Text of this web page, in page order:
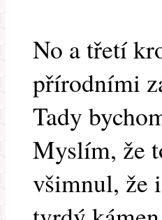
No a třetí
přírodními
Tady
Myslím, že
všimnul, že